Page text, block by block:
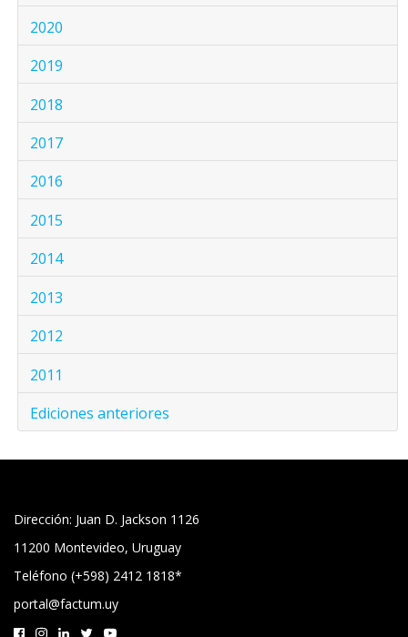
2020
2019
2018
2017
2016
2015
2014
2013
2012
2011
Ediciones anteriores
Dirección: Juan D. Jackson 1126
11200 Montevideo, Uruguay
Teléfono (+598) 2412 1818*
portal@factum.uy